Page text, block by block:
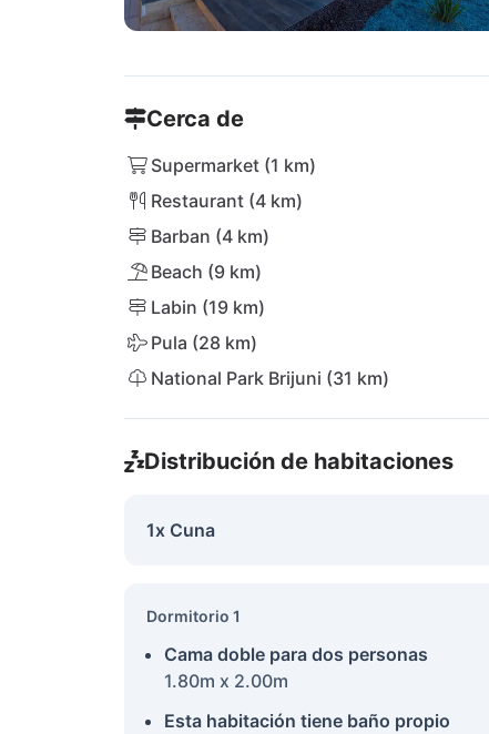
Cerca de
Supermarket (1 km)
Restaurant (4 km)
Barban (4 km)
Beach (9 km)
Labin (19 km)
Pula (28 km)
National Park Brijuni (31 km)
Distribución de habitaciones
1x Cuna
Dormitorio 1
Cama doble para dos personas
1.80m x 2.00m
Esta habitación tiene baño propio